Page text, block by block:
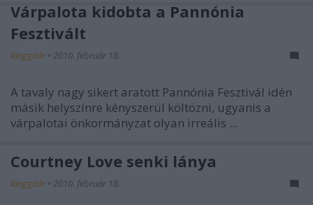
Várpalota kidobta a Pannónia
Fesztivált
lánggitár • 2010. február 18.
A tavaly nagy sikert aratott Pannónia Fesztivál idén
másik helyszínre kényszerül költözni, ugyanis a
várpalotai önkormányzat olyan irreális ...
Courtney Love senki lánya
lánggitár • 2010. február 18.